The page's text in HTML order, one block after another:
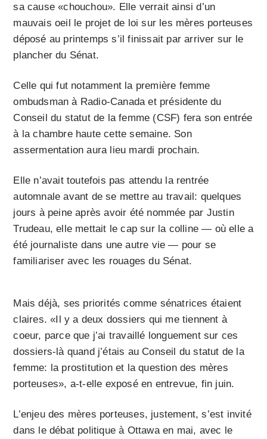
sa cause «chouchou». Elle verrait ainsi d’un
mauvais oeil le projet de loi sur les mères porteuses
déposé au printemps s’il finissait par arriver sur le
plancher du Sénat.
Celle qui fut notamment la première femme
ombudsman à Radio-Canada et présidente du
Conseil du statut de la femme (CSF) fera son entrée
à la chambre haute cette semaine. Son
assermentation aura lieu mardi prochain.
Elle n’avait toutefois pas attendu la rentrée
automnale avant de se mettre au travail: quelques
jours à peine après avoir été nommée par Justin
Trudeau, elle mettait le cap sur la colline — où elle a
été journaliste dans une autre vie — pour se
familiariser avec les rouages du Sénat.
Mais déjà, ses priorités comme sénatrices étaient
claires. «Il y a deux dossiers qui me tiennent à
coeur, parce que j’ai travaillé longuement sur ces
dossiers-là quand j’étais au Conseil du statut de la
femme: la prostitution et la question des mères
porteuses», a-t-elle exposé en entrevue, fin juin.
L’enjeu des mères porteuses, justement, s’est invité
dans le débat politique à Ottawa en mai, avec le